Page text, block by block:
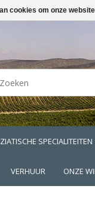
SPECIALITEITEN
VERHUUR ONZE
cookies om onze